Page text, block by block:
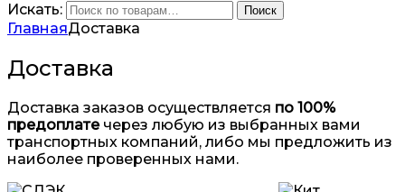
Искать:
Поиск
ГлавнаяДоставка
Доставка
Доставка заказов осуществляется по 100%
предоплатечерез любую из выбранных вами
транспортных компаний, либо мы предложить из
наиболее проверенных нами.